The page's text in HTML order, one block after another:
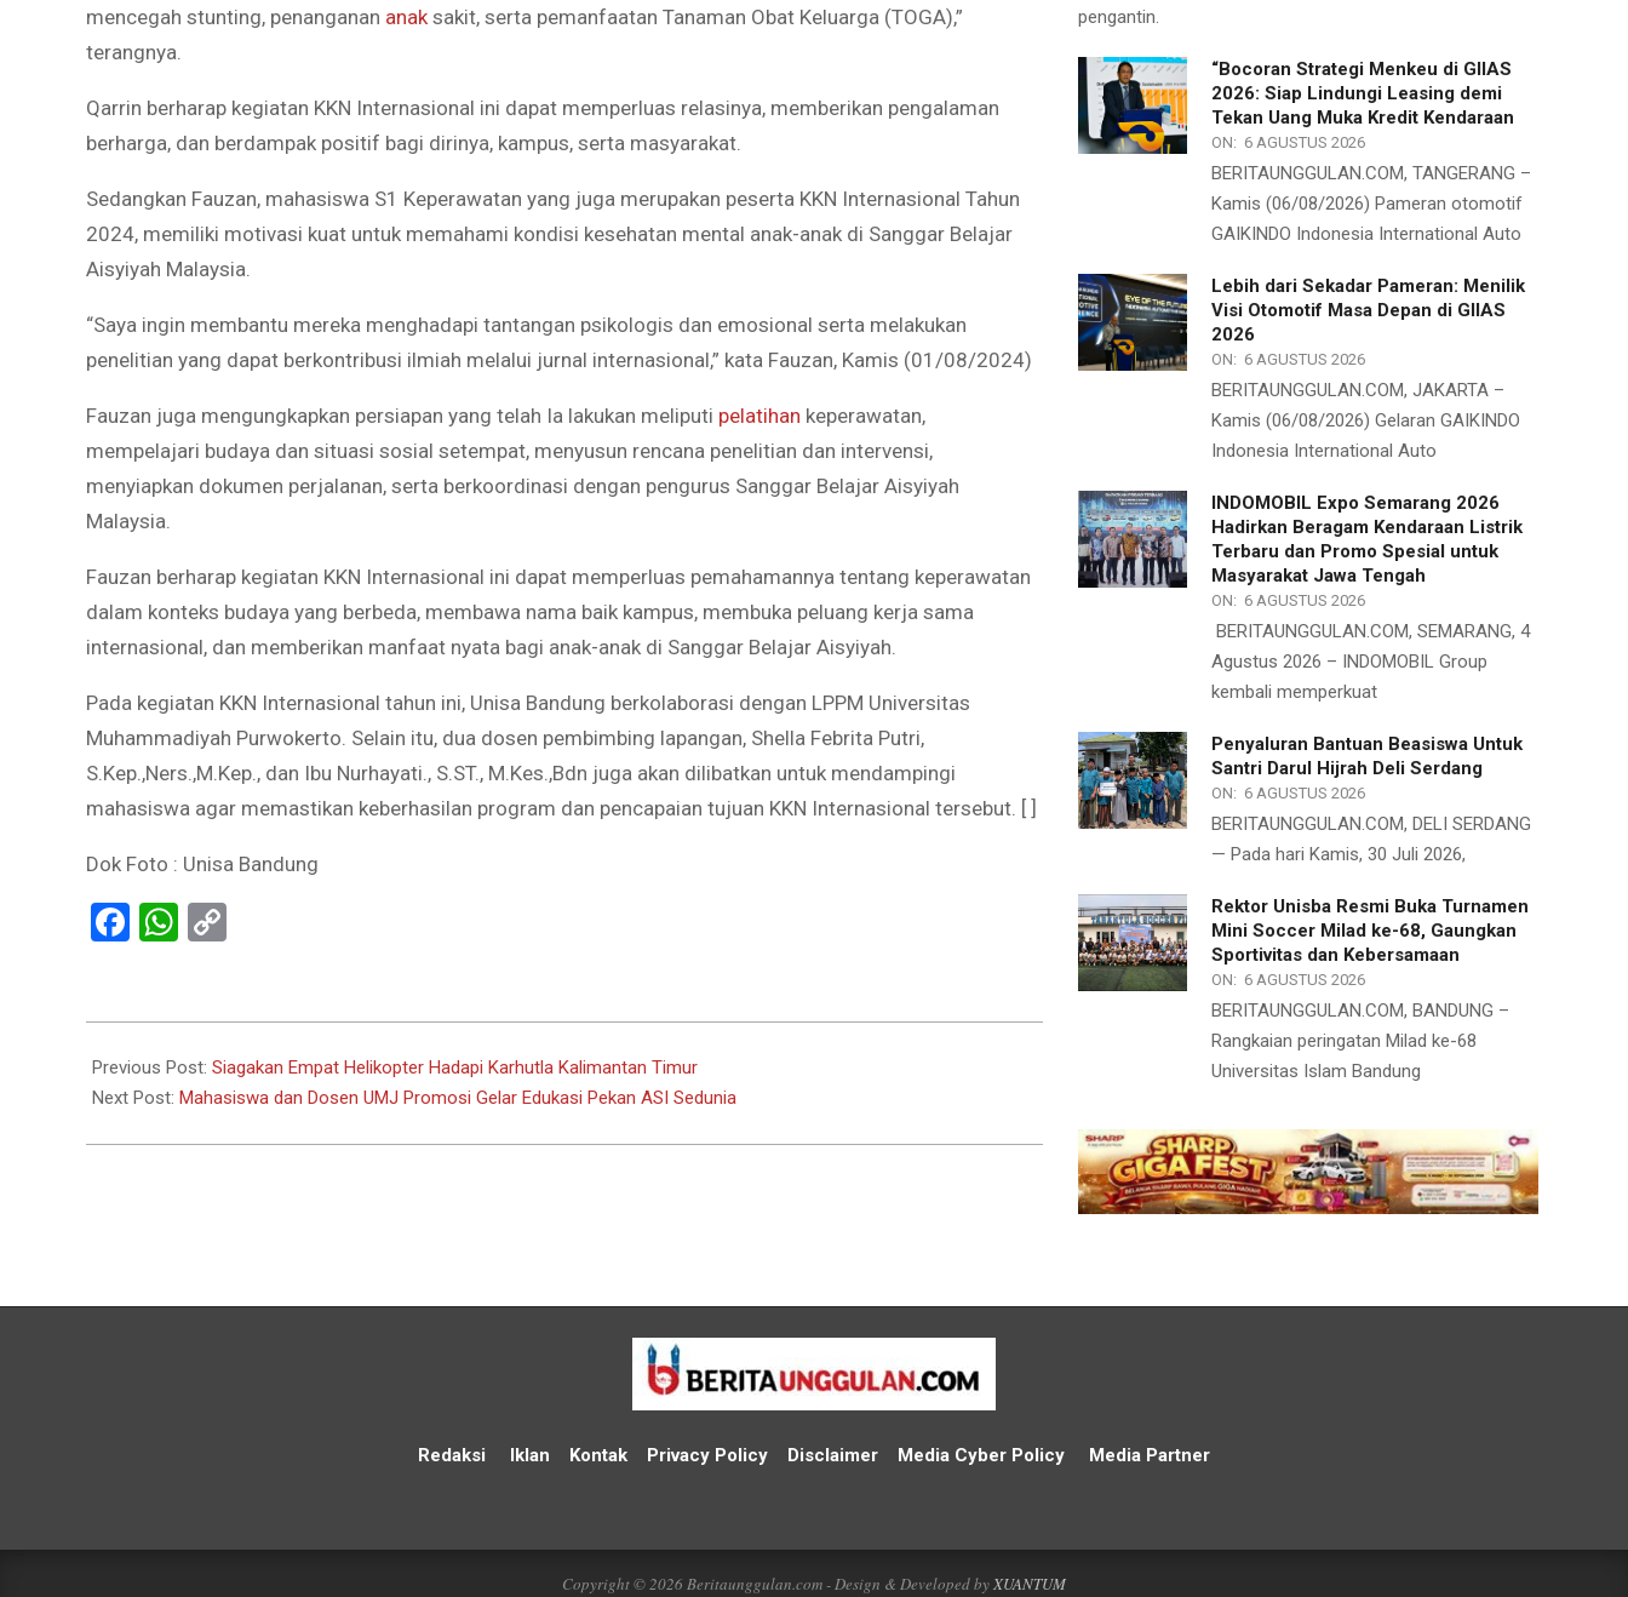
mencegah stunting, penanganan anaksakit, serta pemanfaatan Tanaman Obat Keluarga (TOGA),”
terangnya.
Qarrin berharap kegiatan KKN Internasional ini dapat memperluas relasinya, memberikan pengalaman
berharga, dan berdampak positif bagi dirinya, kampus, serta masyarakat.
Sedangkan Fauzan, mahasiswa S1 Keperawatan yang juga merupakan peserta KKN Internasional Tahun
2024, memiliki motivasi kuat untuk memahami kondisi kesehatan mental anak-anak di Sanggar Belajar
Aisyiyah Malaysia.
“Saya ingin membantu mereka menghadapi tantangan psikologis dan emosional serta melakukan
penelitian yang dapat berkontribusi ilmiah melalui jurnal internasional,” kata Fauzan, Kamis (01/08/2024)
Fauzan juga mengungkapkan persiapan yang telah Ia lakukan meliputi pelatihan keperawatan,
mempelajari budaya dan situasi sosial setempat, menyusun rencana penelitian dan intervensi,
menyiapkan dokumen perjalanan, serta berkoordinasi dengan pengurus Sanggar Belajar Aisyiyah
Malaysia.
Fauzan berharap kegiatan KKN Internasional ini dapat memperluas pemahamannya tentang keperawatan
dalam konteks budaya yang berbeda, membawa nama baik kampus, membuka peluang kerja sama
internasional, dan memberikan manfaat nyata bagi anak-anak di Sanggar Belajar Aisyiyah.
Pada kegiatan KKN Internasional tahun ini, Unisa Bandung berkolaborasi dengan LPPM Universitas
Muhammadiyah Purwokerto. Selain itu, dua dosen pembimbing lapangan, Shella Febrita Putri,
S.Kep.,Ners.,M.Kep., dan Ibu Nurhayati., S.ST., M.Kes.,Bdn juga akan dilibatkan untuk mendampingi
mahasiswa agar memastikan keberhasilan program dan pencapaian tujuan KKN Internasional tersebut. [ ]
Dok Foto : Unisa Bandung
Facebook
WhatsApp
08-
03
Previous Post: Siagakan Empat Helikopter Hadapi Karhutla Kalimantan Timur
Next Post: Mahasiswa dan Dosen UMJ Promosi Gelar Edukasi Pekan ASI Sedunia
pengantin.
“Bocoran Strategi Menkeu di GIIAS
2026: Siap Lindungi Leasing demi
Tekan Uang Muka Kredit Kendaraan
ON: 6 AGUSTUS 2026
BERITAUNGGULAN.COM, TANGERANG –
Kamis (06/08/2026) Pameran otomotif
GAIKINDO Indonesia International Auto
Lebih dari Sekadar Pameran: Menilik
Visi Otomotif Masa Depan di GIIAS
2026
ON: 6 AGUSTUS 2026
BERITAUNGGULAN.COM, JAKARTA –
Kamis (06/08/2026) Gelaran GAIKINDO
Indonesia International Auto
INDOMOBIL Expo Semarang 2026
Hadirkan Beragam Kendaraan Listrik
Terbaru dan Promo Spesial untuk
Masyarakat Jawa Tengah
ON: 6 AGUSTUS 2026
BERITAUNGGULAN.COM, SEMARANG, 4
Agustus 2026 – INDOMOBIL Group
kembali memperkuat
Penyaluran Bantuan Beasiswa Untuk
Santri Darul Hijrah Deli Serdang
ON: 6 AGUSTUS 2026
BERITAUNGGULAN.COM, DELI SERDANG
— Pada hari Kamis, 30 Juli 2026,
Rektor Unisba Resmi Buka Turnamen
Mini Soccer Milad ke-68, Gaungkan
Sportivitas dan Kebersamaan
ON: 6 AGUSTUS 2026
BERITAUNGGULAN.COM, BANDUNG –
Rangkaian peringatan Milad ke-68
Universitas Islam Bandung
Redaksi Iklan Kontak Privacy Policy Disclaimer Media Cyber Policy Media Partner
Copyright © 2026 Beritaunggulan.com - Design & Developed byXUANTUM